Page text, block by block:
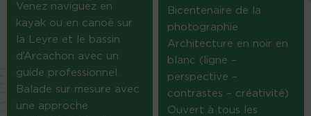
Venez naviguez en
kayak ou en canoë sur
la Leyre et le bassin
d’Arcachon avec un
guide professionnel.
Balade sur mesure avec
une approche
Bicentenaire de la
photographie
Architecture en noir en
blanc (ligne –
perspective –
contrastes – créativité)
Ouvert à tous les